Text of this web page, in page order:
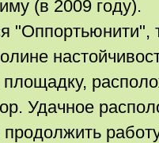
(в 2009 году).
"Оппортьюнити",
Удачное